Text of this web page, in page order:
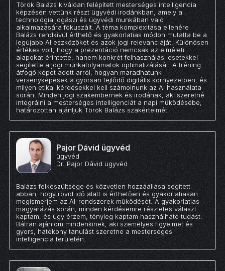
Török Balázs kiválóan felépített mesterséges intelligencia
képzésén vettünk részt ügyvédi irodánkban, amely a
technológia jogászi és ügyvédi munkában való
alkalmazására fókuszált. A téma komplexitása ellenére
Balázs rendkívül érthető és gyakorlatias módon mutatta be a
legújabb AI eszközöket és azok jogi relevanciáját. Különösen
értékes volt, hogy a prezentáció nemcsak az elméleti
alapokat érintette, hanem konkrét felhasználási esetekkel
segítette a jogi munkafolyamatok optimalizálását. A tréning
átfogó képet adott arról, hogyan maradhatunk
versenyképesek a gyorsan fejlődő digitális környezetben, és
milyen etikai kérdésekkel kell számolnunk az AI használata
során. Minden jogi szakembernek és irodának, aki szeretné
integrálni a mesterséges intelligenciát a napi működésébe,
határozottan ajánljuk Török Balázs szakértelmét.
Pajor Dávid ügyvéd
ügyvéd
Dr. Pajor Dávid ügyvéd
Balázs felkészültsége és közvetlen hozzáállása segített
abban, hogy rövid idő alatt is érthetően és gyakorlatiasan
megismerjem az AI-rendszerek működését. A gyakorlatias
magyarázás során, minden kérdésemre részletes választ
kaptam, és úgy érzem, tényleg kaptam használható tudást.
Bátran ajánlom mindenkinek, aki személyes figyelmet és
gyors, hatékony tanulást szeretne a mesterséges
intelligencia területén.